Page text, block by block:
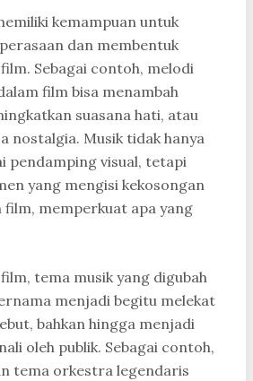
kemampuan untuk
dan membentuk
Sebagai contoh, melodi
film bisa menambah
suasana hati, atau
nostalgia. Musik tidak hanya
pendamping visual, tetapi
yang mengisi kekosongan
film, memperkuat apa yang
tema musik yang digubah
menjadi begitu melekat
bahkan hingga menjadi
oleh publik. Sebagai contoh,
tema orkestra legendaris